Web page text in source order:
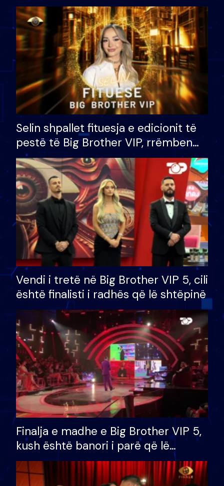
Selin shpallet fituesja e edicionit të
pestë të Big Brother VIP, rrëmben
çmimin e madh prej 100 mijë eurosh
Vendi i tretë në Big Brother VIP 5, cili
është finalisti i radhës që lë shtëpinë
Finalja e madhe e Big Brother VIP 5,
kush është banori i parë që lë
shtëpinë dhe humb mundësinë për
të fituar çmimin e madh